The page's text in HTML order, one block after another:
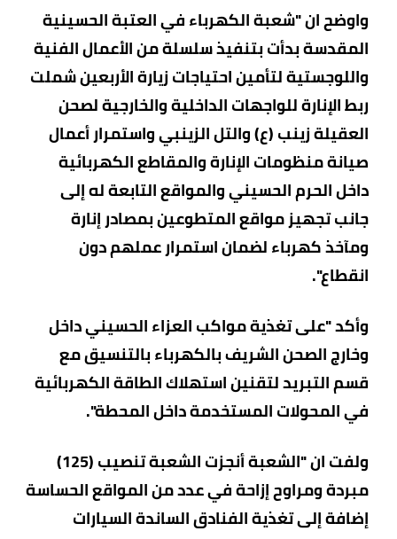
واوضح ان "شعبة الكهرباء في العتبة الحسينية
المقدسة بدأت بتنفيذ سلسلة من الأعمال الفنية
واللوجستية لتأمين احتياجات زيارة الأربعين شملت
ربط الإنارة للواجهات الداخلية والخارجية لصحن
العقيلة زينب (ع) والتل الزينبي واستمرار أعمال
صيانة منظومات الإنارة والمقاطع الكهربائية
داخل الحرم الحسيني والمواقع التابعة له إلى
جانب تجهيز مواقع المتطوعين بمصادر إنارة
ومآخذ كهرباء لضمان استمرار عملهم دون
انقطاع".
وأكد "على تغذية مواكب العزاء الحسيني داخل
وخارج الصحن الشريف بالكهرباء بالتنسيق مع
قسم التبريد لتقنين استهلاك الطاقة الكهربائية
في المحولات المستخدمة داخل المحطة".
ولفت ان "الشعبة أنجزت الشعبة تنصيب (125)
مبردة ومراوح إزاحة في عدد من المواقع الحساسة
إضافة إلى تغذية الفنادق الساندة السيارات